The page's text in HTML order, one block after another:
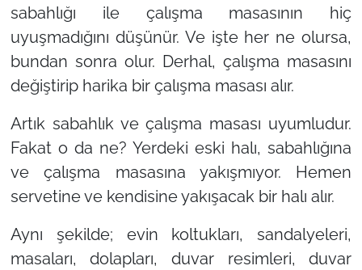
sabahlığı ile çalışma masasının hiç
uyuşmadığını düşünür. Ve işte her ne olursa,
bundan sonra olur. Derhal, çalışma masasını
değiştirip harika bir çalışma masası alır.
Artık sabahlık ve çalışma masası uyumludur.
Fakat o da ne? Yerdeki eski halı, sabahlığına
ve çalışma masasına yakışmıyor. Hemen
servetine ve kendisine yakışacak bir halı alır.
Aynı şekilde; evin koltukları, sandalyeleri,
masaları, dolapları, duvar resimleri, duvar